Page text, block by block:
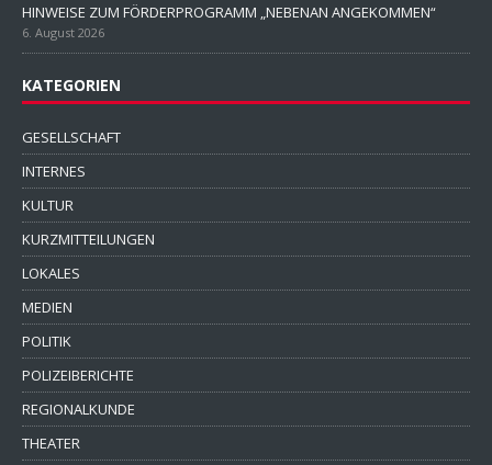
HINWEISE ZUM FÖRDERPROGRAMM „NEBENAN ANGEKOMMEN“
6. August 2026
KATEGORIEN
GESELLSCHAFT
INTERNES
KULTUR
KURZMITTEILUNGEN
LOKALES
MEDIEN
POLITIK
POLIZEIBERICHTE
REGIONALKUNDE
THEATER